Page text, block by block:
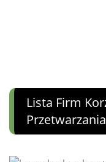
Lista Firm